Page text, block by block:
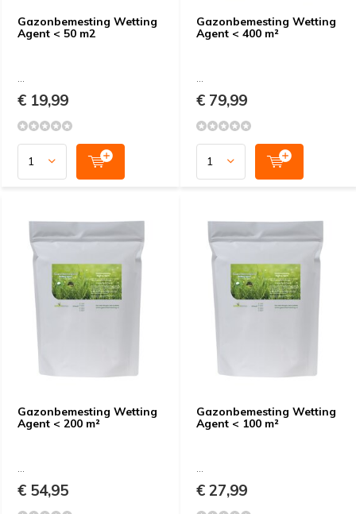
Gazonbemesting Wetting
Agent < 50 m2
€ 19,99
Gazonbemesting Wetting
Agent < 400 m²
€ 79,99
Gazonbemesting Wetting
Agent < 200 m²
€ 54,95
Gazonbemesting Wetting
Agent < 100 m²
€ 27,99